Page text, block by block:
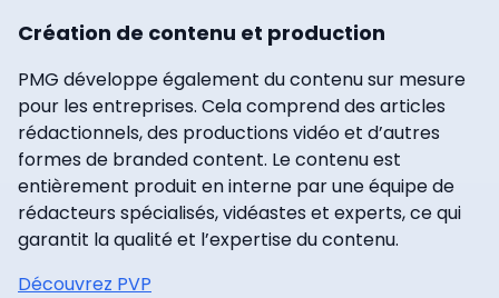
Création de contenu et production
PMG développe également du contenu sur mesure
pour les entreprises. Cela comprend des articles
rédactionnels, des productions vidéo et d’autres
formes de branded content. Le contenu est
entièrement produit en interne par une équipe de
rédacteurs spécialisés, vidéastes et experts, ce qui
garantit la qualité et l’expertise du contenu.
Découvrez PVP